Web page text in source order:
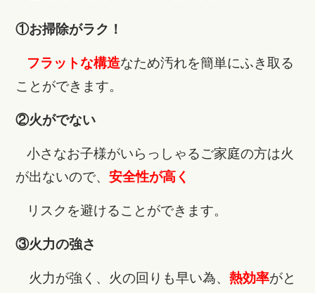
①お掃除がラク！
フラットな構造なため汚れを簡単にふき取る
ことができます。
②火がでない
小さなお子様がいらっしゃるご家庭の方は火
が出ないので、安全性が高く
リスクを避けることができます。
③火力の強さ
火力が強く、火の回りも早い為、熱効率がと